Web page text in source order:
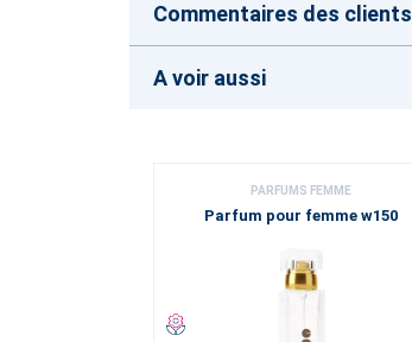
Commentaires des clients
A voir aussi
PARFUMS FEMME
Parfum pour femme w150